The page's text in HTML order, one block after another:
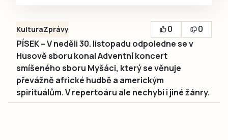
KulturaZprávy 0
0
PÍSEK – V neděli 30. listopadu odpoledne se v
Husově sboru konal Adventní koncert
smíšeného sboru Myšáci, který se věnuje
převážně africké hudbě a americkým
spirituálům. V repertoáru ale nechybí i jiné žánry.